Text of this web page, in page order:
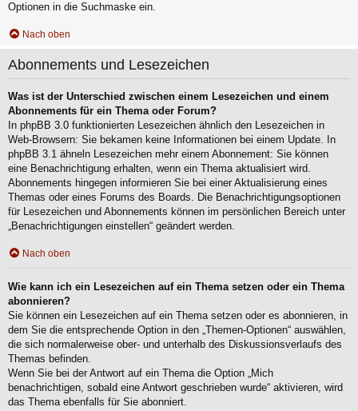
Optionen in die Suchmaske ein.
Nach oben
Abonnements und Lesezeichen
Was ist der Unterschied zwischen einem Lesezeichen und einem
Abonnements für ein Thema oder Forum?
In phpBB 3.0 funktionierten Lesezeichen ähnlich den Lesezeichen in
Web-Browsern: Sie bekamen keine Informationen bei einem Update. In
phpBB 3.1 ähneln Lesezeichen mehr einem Abonnement: Sie können
eine Benachrichtigung erhalten, wenn ein Thema aktualisiert wird.
Abonnements hingegen informieren Sie bei einer Aktualisierung eines
Themas oder eines Forums des Boards. Die Benachrichtigungsoptionen
für Lesezeichen und Abonnements können im persönlichen Bereich unter
„Benachrichtigungen einstellen“ geändert werden.
Nach oben
Wie kann ich ein Lesezeichen auf ein Thema setzen oder ein Thema
abonnieren?
Sie können ein Lesezeichen auf ein Thema setzen oder es abonnieren, in
dem Sie die entsprechende Option in den „Themen-Optionen“ auswählen,
die sich normalerweise ober- und unterhalb des Diskussionsverlaufs des
Themas befinden.
Wenn Sie bei der Antwort auf ein Thema die Option „Mich
benachrichtigen, sobald eine Antwort geschrieben wurde“ aktivieren, wird
das Thema ebenfalls für Sie abonniert.